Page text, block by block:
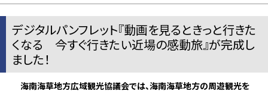
デジタルパンフレット『動画を見るときっと行きた
くなる 今すぐ行きたい近場の感動旅』が完成し
ました！
海南海草地方広域観光協議会では、海南海草地方の周遊観光を